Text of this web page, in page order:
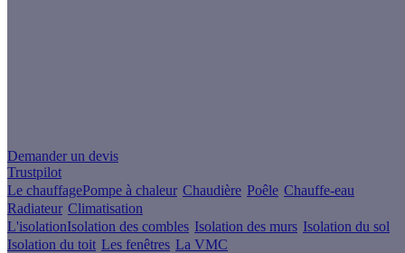
Demander un devis
Trustpilot
Le chauffagePompe à chaleur Chaudière Poêle Chauffe-eau
Radiateur Climatisation
L'isolationIsolation des combles Isolation des murs Isolation du sol
Isolation du toit Les fenêtres La VMC